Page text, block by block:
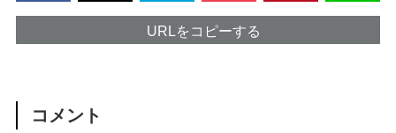
URLをコピーする
コメント